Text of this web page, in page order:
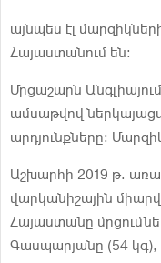
այնպես էլ
Հայաստանում են:
Մրցաշարն
ամսաթվով
արդյունքները:
Աշխարհի 2019 թ.
վարկանիշային
Հայաստանը
Գասպարյանը (54